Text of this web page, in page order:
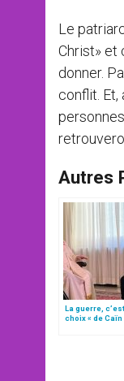
Le
Christ» et
donner.
conflit.
Autres
La guerre,
choix « de